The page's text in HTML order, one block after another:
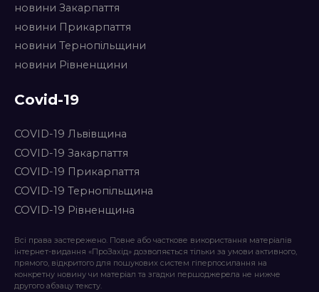
новини Закарпаття
новини Прикарпаття
новини Тернопільщини
новини Рівненщини
Covid-19
COVID-19 Львівщина
COVID-19 Закарпаття
COVID-19 Прикарпаття
COVID-19 Тернопільщина
COVID-19 Рівненщина
Всі права застережено. Повне або часткове використання матеріалів
інтернет-видання «ПроЗахід» дозволяється тільки за умови активного,
прямого, відкритого для пошукових систем гіперпосилання на
конкретну новину чи матеріал та згадки першоджерела не нижче
другого абзацу тексту.